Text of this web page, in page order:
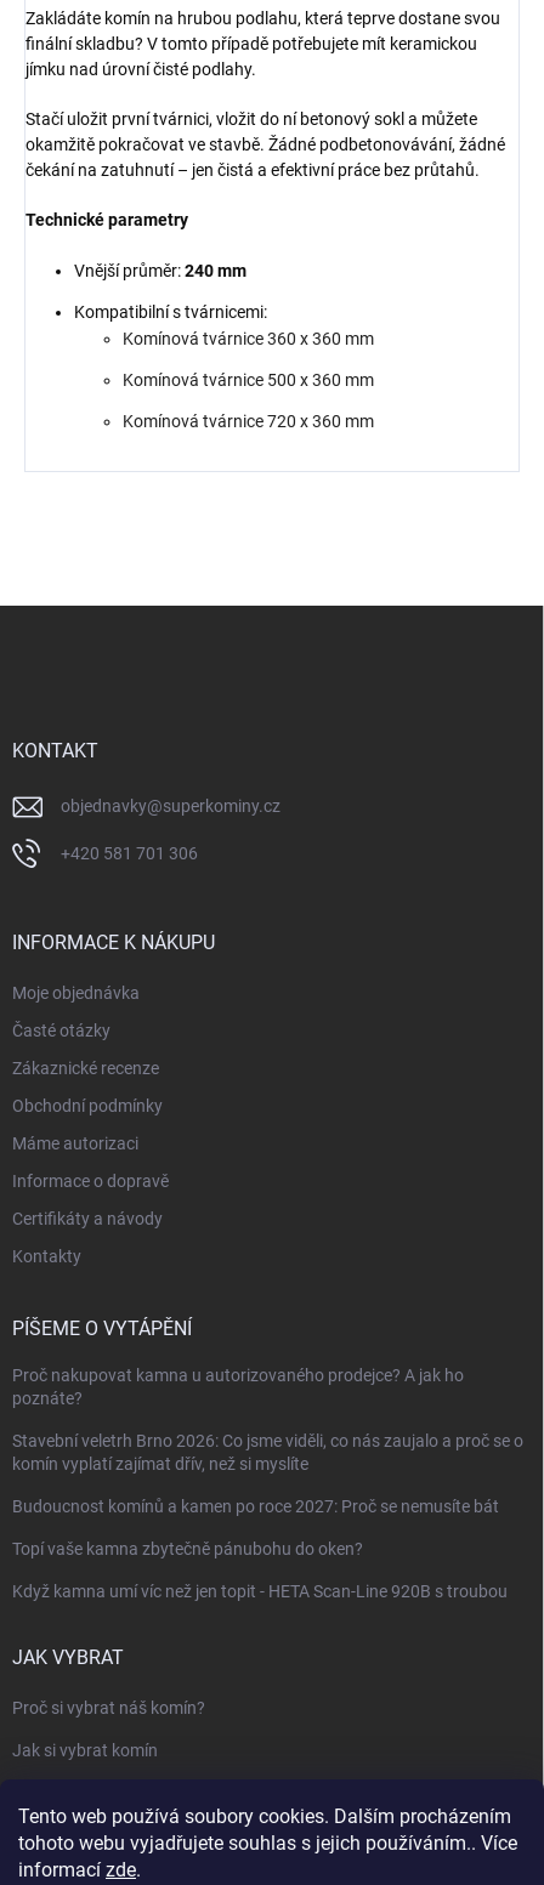
Tento web používá soubory cookies. Dalším procházením
tohoto webu vyjadřujete souhlas s jejich používáním.. Více
informací zde.
Zakládáte komín na hrubou podlahu, která teprve dostane svou
finální skladbu? V tomto případě potřebujete mít keramickou
jímku nad úrovní čisté podlahy.
Stačí uložit první tvárnici, vložit do ní betonový sokl a můžete
okamžitě pokračovat ve stavbě. Žádné podbetonovávání, žádné
čekání na zatuhnutí – jen čistá a efektivní práce bez průtahů.
Technické parametry
Vnější průměr:240 mm
Kompatibilní s tvárnicemi:
Komínová tvárnice 360 x 360 mm
Komínová tvárnice 500 x 360 mm
Komínová tvárnice 720 x 360 mm
KONTAKT
objednavky@superkominy.cz
+420 581 701 306
INFORMACE K NÁKUPU
Moje objednávka
Časté otázky
Zákaznické recenze
Obchodní podmínky
Máme autorizaci
Informace o dopravě
Certifikáty a návody
Kontakty
PÍŠEME O VYTÁPĚNÍ
Proč nakupovat kamna u autorizovaného prodejce? A jak ho
poznáte?
Stavební veletrh Brno 2026: Co jsme viděli, co nás zaujalo a proč se o
komín vyplatí zajímat dřív, než si myslíte
Budoucnost komínů a kamen po roce 2027: Proč se nemusíte bát
Topí vaše kamna zbytečně pánubohu do oken?
Když kamna umí víc než jen topit - HETA Scan-Line 920B s troubou
JAK VYBRAT
Proč si vybrat náš komín?
Jak si vybrat komín
Jak vybrat kamna nebo krbovou vložku
Jak postavit krbovou obestavbu